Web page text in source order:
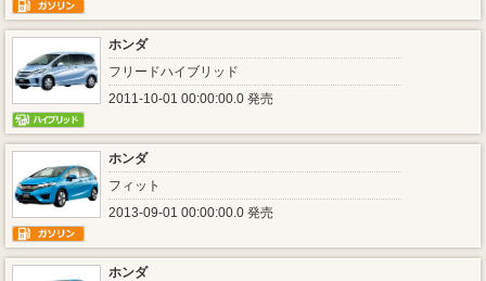
ホンダ
フリードハイブリッド
2011-10-01 00:00:00.0 発売
ホンダ
フィット
2013-09-01 00:00:00.0 発売
ホンダ